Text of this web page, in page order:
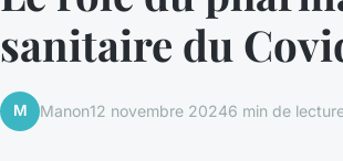
sanitaire du
M Manon12 novembre 20246 min de